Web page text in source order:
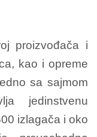
proizvođača i
kao i opreme
sa sajmom
jedinstvenu
izlagača i oko